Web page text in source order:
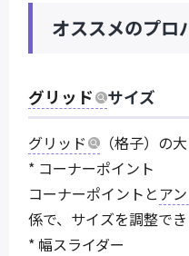
オススメのプロ
グリッド サイズ
グリッド
（格子）の
* コーナーポイント
コーナーポイントとア
係で、サイズを調整で
* 幅スライダー